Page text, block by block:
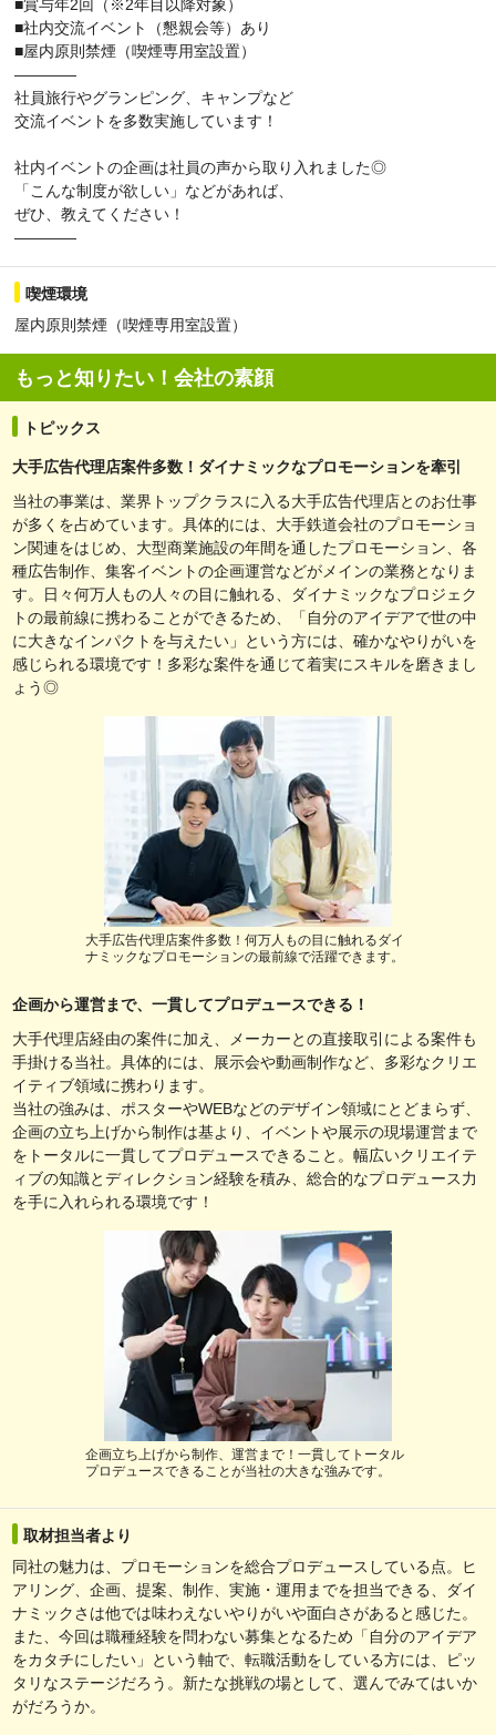
■賞与年2回（※2年目以降対象）
■社内交流イベント（懇親会等）あり
■屋内原則禁煙（喫煙専用室設置）
――――
社員旅行やグランピング、キャンプなど
交流イベントを多数実施しています！
社内イベントの企画は社員の声から取り入れました◎
「こんな制度が欲しい」などがあれば、
ぜひ、教えてください！
――――
喫煙環境
屋内原則禁煙（喫煙専用室設置）
もっと知りたい！会社の素顔
トピックス
大手広告代理店案件多数！ダイナミックなプロモーションを牽引
当社の事業は、業界トップクラスに入る大手広告代理店とのお仕事
が多くを占めています。具体的には、大手鉄道会社のプロモーショ
ン関連をはじめ、大型商業施設の年間を通したプロモーション、各
種広告制作、集客イベントの企画運営などがメインの業務となりま
す。日々何万人もの人々の目に触れる、ダイナミックなプロジェク
トの最前線に携わることができるため、「自分のアイデアで世の中
に大きなインパクトを与えたい」という方には、確かなやりがいを
感じられる環境です！多彩な案件を通じて着実にスキルを磨きまし
ょう◎
大手広告代理店案件多数！何万人もの目に触れるダイ
ナミックなプロモーションの最前線で活躍できます。
企画から運営まで、一貫してプロデュースできる！
大手代理店経由の案件に加え、メーカーとの直接取引による案件も
手掛ける当社。具体的には、展示会や動画制作など、多彩なクリエ
イティブ領域に携わります。
当社の強みは、ポスターやWEBなどのデザイン領域にとどまらず、
企画の立ち上げから制作は基より、イベントや展示の現場運営まで
をトータルに一貫してプロデュースできること。幅広いクリエイテ
ィブの知識とディレクション経験を積み、総合的なプロデュース力
を手に入れられる環境です！
企画立ち上げから制作、運営まで！一貫してトータル
プロデュースできることが当社の大きな強みです。
取材担当者より
同社の魅力は、プロモーションを総合プロデュースしている点。ヒ
アリング、企画、提案、制作、実施・運用までを担当できる、ダイ
ナミックさは他では味わえないやりがいや面白さがあると感じた。
また、今回は職種経験を問わない募集となるため「自分のアイデア
をカタチにしたい」という軸で、転職活動をしている方には、ピッ
タリなステージだろう。新たな挑戦の場として、選んでみてはいか
がだろうか。